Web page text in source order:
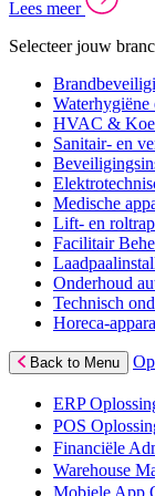
Lees meer
Selecteer jouw
Waterhygiëne
HVAC &
Sanitair- en
Medische
Lift- en
Facilitair
Onderhoud
Technisch
Horeca-
Back to Menu
ERP
POS
Financiële
Warehouse
Mobiele App